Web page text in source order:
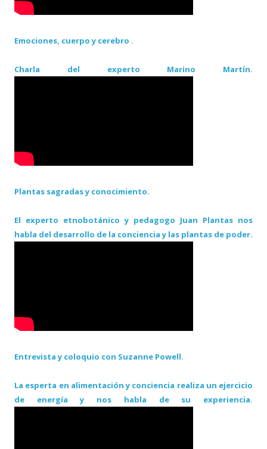
Emociones, cuerpo y cerebro .
Charla del experto Marino Martín.
Plantas sagradas y conocimiento.
El experto etnobotánico y pedagogo Juan Plantas nos
habla del desarrollo de la conciencia y las plantas de poder.
Entrevista y coloquio con Suzanne Powell.
La esperta en alimentación y conciencia realiza un ejercicio
de energía y nos habla de su experiencia.